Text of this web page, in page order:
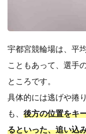
宇都宮競輪場は、平
こともあって、選手
ところです。
具体的には逃げや捲
も、 後方の位置をキ
るといった、追い込